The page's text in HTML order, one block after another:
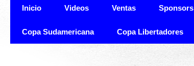
Inicio Videos Ventas Sponsors
Copa Sudamericana Copa Libertadores